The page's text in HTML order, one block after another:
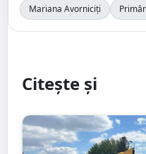
Mariana Avorniciți
Citește și